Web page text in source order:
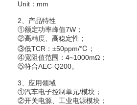
Unit：mm
2、产品特性
①额定功率峰值7W；
②高精度、高稳定性；
③低TCR：±50ppm/℃；
④宽阻值范围：4~1000mΩ；
⑤符合AEC-Q200。
3、应用领域
①汽车电子控制单元/模块；
②开关电源、工业电源模块；